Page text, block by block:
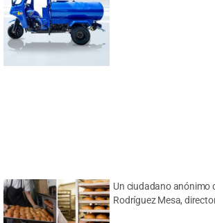
Un ciudadano anónimo
Rodríguez Mesa,